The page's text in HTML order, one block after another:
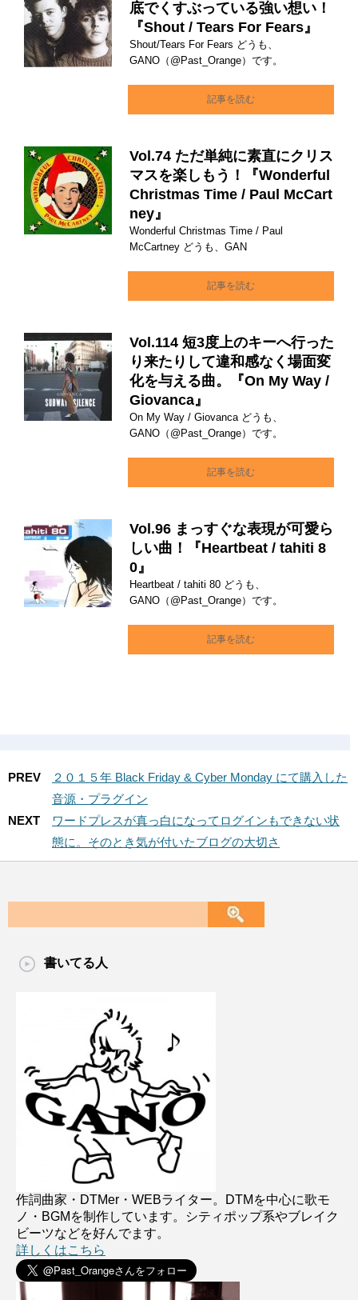
底でくすぶっている強い想い！
『Shout / Tears For Fears』
Shout/Tears For Fears どうも、
GANO（@Past_Orange）です。
記事を読む
Vol.74 ただ単純に素直にクリス
マスを楽しもう！『Wonderful
Christmas Time / Paul McCart
ney』
Wonderful Christmas Time / Paul
McCartney どうも、GAN
記事を読む
Vol.114 短3度上のキーへ行った
り来たりして違和感なく場面変
化を与える曲。『On My Way /
Giovanca』
On My Way / Giovanca どうも、
GANO（@Past_Orange）です。
記事を読む
Vol.96 まっすぐな表現が可愛ら
しい曲！『Heartbeat / tahiti 8
0』
Heartbeat / tahiti 80 どうも、
GANO（@Past_Orange）です。
記事を読む
PREV
２０１５年 Black Friday & Cyber Monday にて購入した
音源・プラグイン
NEXT
ワードプレスが真っ白になってログインもできない状
態に。そのとき気が付いたブログの大切さ
書いてる人
作詞曲家・DTMer・WEBライター。DTMを中心に歌モ
ノ・BGMを制作しています。シティポップ系やブレイク
ビーツなどを好んでます。
詳しくはこちら